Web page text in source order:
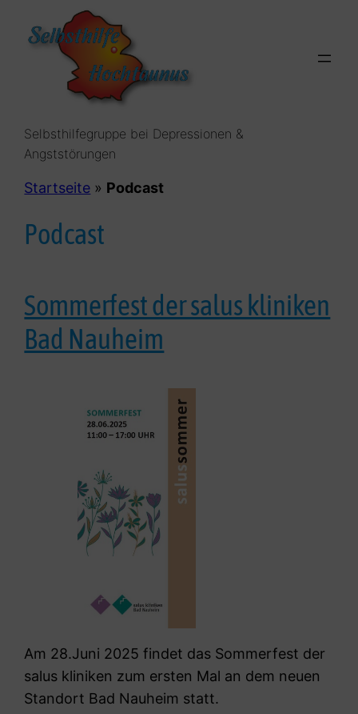
Inhalt
Selbsthilfegruppe bei Depressionen &
Angststörungen
Startseite » Podcast
Podcast
Sommerfest der salus kliniken
Bad Nauheim
Am 28.Juni 2025 findet das Sommerfest der
salus kliniken zum ersten Mal an dem neuen
Standort Bad Nauheim statt.